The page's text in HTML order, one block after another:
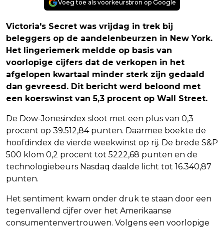
Voeg toe als voorkeursbron op Google
Victoria's Secret was vrijdag in trek bij
beleggers op de aandelenbeurzen in New York.
Het lingeriemerk meldde op basis van
voorlopige cijfers dat de verkopen in het
afgelopen kwartaal minder sterk zijn gedaald
dan gevreesd. Dit bericht werd beloond met
een koerswinst van 5,3 procent op Wall Street.
De Dow-Jonesindex sloot met een plus van 0,3
procent op 39.512,84 punten. Daarmee boekte de
hoofdindex de vierde weekwinst op rij. De brede S&P
500 klom 0,2 procent tot 5222,68 punten en de
technologiebeurs Nasdaq daalde licht tot 16.340,87
punten.
Het sentiment kwam onder druk te staan door een
tegenvallend cijfer over het Amerikaanse
consumentenvertrouwen. Volgens een voorlopige